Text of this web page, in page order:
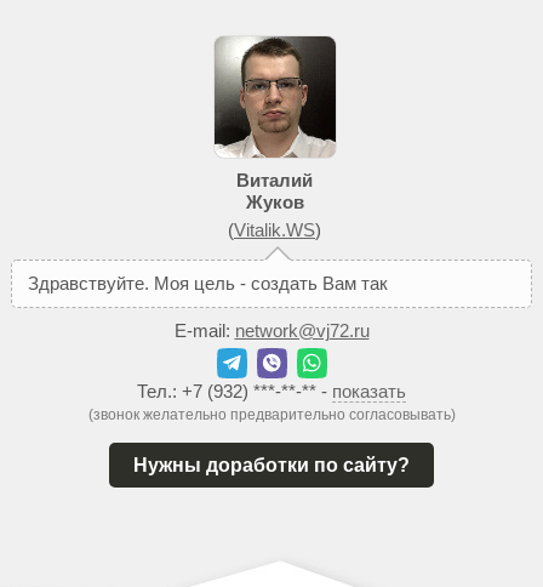
Виталий
Жуков
(Vitalik.WS)
Здравствуйте. Моя цель - создать Вам тако
E-mail: network@vj72.ru
Тел.: +7 (932) ***-**-** - показать
(звонок желательно предварительно согласовывать)
Нужны доработки по сайту?